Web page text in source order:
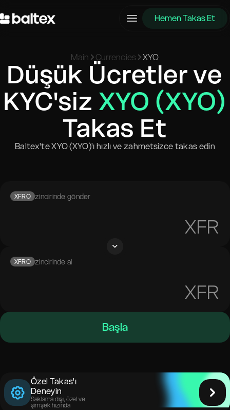
Hemen Takas Et
Main Currencies XYO
Düşük Ücretler ve
KYC'siz XYO (XYO)
Takas Et
Baltex'te XYO (XYO)'ı hızlı ve zahmetsizce takas edin
XFRO zincirinde gönder
XFR
XFRO zincirinde al
XFR
Başla
Özel Takas'ı
Deneyin
Saklama dışı, özel ve
şimşek hızında